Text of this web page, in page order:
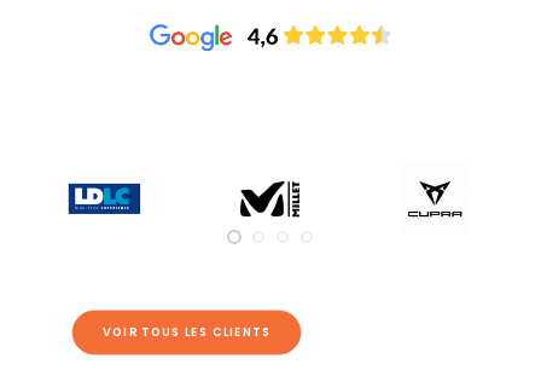
VOIR TOUS LES CLIENTS